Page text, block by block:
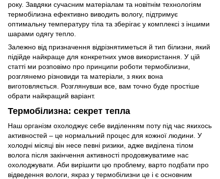
року. Завдяки сучасним матеріалам та новітнім технологіям
термобілизна ефективно виводить вологу, підтримує
оптимальну температуру тіла та зберігає у комплексі з іншими
шарами одягу тепло.
Залежно від призначення відрізнятиметься й тип білизни, який
підійде найкраще для конкретних умов використання. У цій
статті ми розповімо про принципи роботи термобілизни,
розглянемо різновиди та матеріали, з яких вона
виготовляється. Розглянувши все, вам точно буде простіше
обрати найкращий варіант.
Термобілизна: секрет тепла
Наш організм охолоджує себе виділенням поту під час якихось
активностей – це нормальний процес для кожної людини. У
холодні місяці він несе певні ризики, адже виділена тілом
волога після закінчення активності продовжуватиме нас
охолоджувати. Аби вирішити цю проблему, варто подбати про
відведення вологи, якраз у термобілизни це і є основним